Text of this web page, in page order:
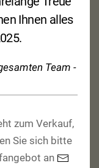
Ihnen alles
Team -
zum Verkauf,
Sie sich bitte
an